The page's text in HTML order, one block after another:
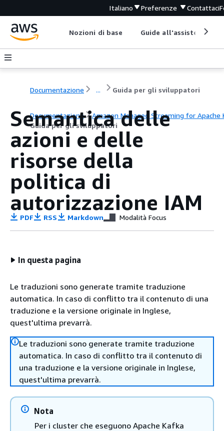
Italiano Preferenze Contattaci
Nozioni di base Guide all'assistenza
Documentazione ... Guida per gli sviluppatori
Documentazione
Amazon Managed Streaming for Apache
Guida per gli sviluppatori
Semantica delle
azioni e delle
risorse della
politica di
autorizzazione IAM
PDF RSS Markdown Modalità Focus
In questa pagina
Le traduzioni sono generate tramite traduzione
automatica. In caso di conflitto tra il contenuto di una
traduzione e la versione originale in Inglese,
quest'ultima prevarrà.
Le traduzioni sono generate tramite traduzione
automatica. In caso di conflitto tra il contenuto di
una traduzione e la versione originale in Inglese,
quest'ultima prevarrà.
Nota
Per i cluster che eseguono Apache Kafka